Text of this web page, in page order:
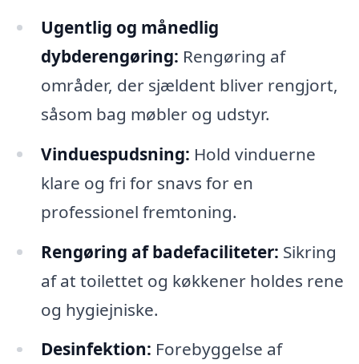
Ugentlig og månedlig
dybderengøring: Rengøring af
områder, der sjældent bliver rengjort,
såsom bag møbler og udstyr.
Vinduespudsning: Hold vinduerne
klare og fri for snavs for en
professionel fremtoning.
Rengøring af badefaciliteter: Sikring
af at toilettet og køkkener holdes rene
og hygiejniske.
Desinfektion: Forebyggelse af